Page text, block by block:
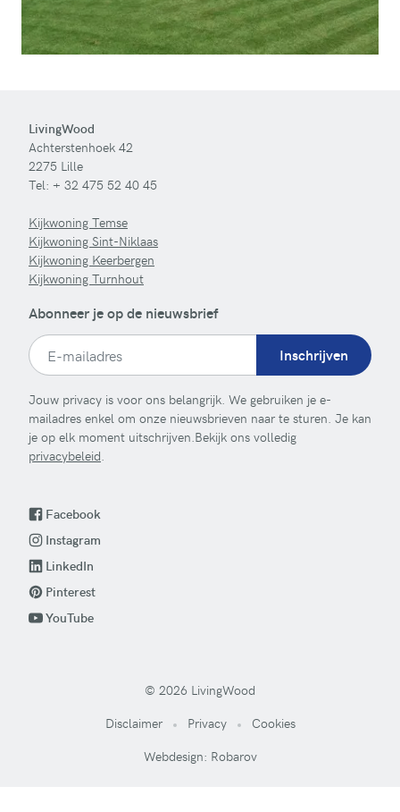
LivingWood
Achterstenhoek 42
2275 Lille
Tel: + 32 475 52 40 45
Kijkwoning Temse
Kijkwoning Sint-Niklaas
Kijkwoning Keerbergen
Kijkwoning Turnhout
Abonneer je op de nieuwsbrief
Inschrijven
Jouw privacy is voor ons belangrijk. We gebruiken je e-
mailadres enkel om onze nieuwsbrieven naar te sturen. Je kan
je op elk moment uitschrijven.Bekijk ons volledig
privacybeleid.
Facebook
Instagram
LinkedIn
Pinterest
YouTube
© 2026 LivingWood
Disclaimer
Privacy
Cookies
Webdesign: Robarov